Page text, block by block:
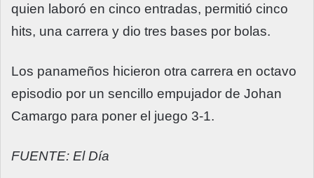
quien laboró en cinco entradas, permitió cinco
hits, una carrera y dio tres bases por bolas.
Los panameños hicieron otra carrera en octavo
episodio por un sencillo empujador de Johan
Camargo para poner el juego 3-1.
FUENTE: El Día